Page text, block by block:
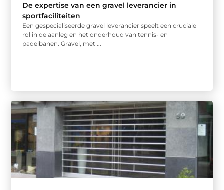
De expertise van een gravel leverancier in
sportfaciliteiten
Een gespecialiseerde gravel leverancier speelt een cruciale
rol in de aanleg en het onderhoud van tennis- en
padelbanen. Gravel, met ...